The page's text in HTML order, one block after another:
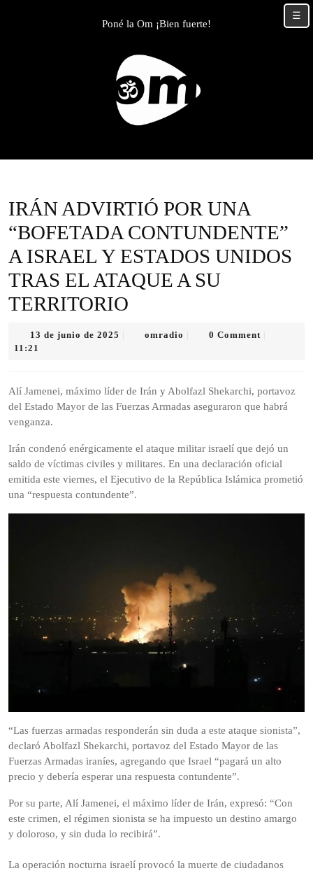
Poné la Om ¡Bien fuerte!
IRÁN ADVIRTIÓ POR UNA
“BOFETADA CONTUNDENTE”
A ISRAEL Y ESTADOS UNIDOS
TRAS EL ATAQUE A SU
TERRITORIO
13 de junio de 2025
2025
omradio omradio0 Comment
11:21
Alí Jamenei, máximo líder de Irán y Abolfazl Shekarchi, portavoz
del Estado Mayor de las Fuerzas Armadas aseguraron que habrá
venganza.
Irán condenó enérgicamente el ataque militar israelí que dejó un
saldo de víctimas civiles y militares. En una declaración oficial
emitida este viernes, el Ejecutivo de la República Islámica prometió
una “respuesta contundente”.
“Las fuerzas armadas responderán sin duda a este ataque sionista”,
declaró Abolfazl Shekarchi, portavoz del Estado Mayor de las
Fuerzas Armadas iraníes, agregando que Israel “pagará un alto
precio y debería esperar una respuesta contundente”.
Por su parte, Alí Jamenei, el máximo líder de Irán, expresó: “Con
este crimen, el régimen sionista se ha impuesto un destino amargo
y doloroso, y sin duda lo recibirá”.
La operación nocturna israelí provocó la muerte de ciudadanos
☰